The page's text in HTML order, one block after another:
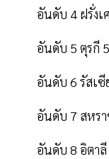
อันดับ 4 ฝรั่งเ
อันดับ 5 ตุรกี
อันดับ 6 รัสเซี
อันดับ 7 สหร
อันดับ 8 อิตา